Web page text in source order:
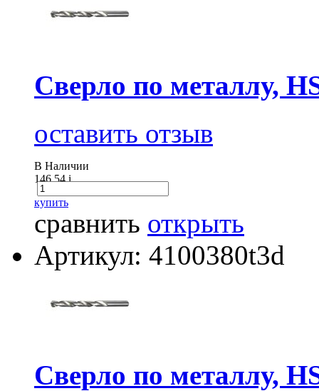
Сверло по металлу,
оставить отзыв
В Наличии
146.54i
купить
сравнить открыть
Артикул: 4100380t3d
Сверло по металлу,